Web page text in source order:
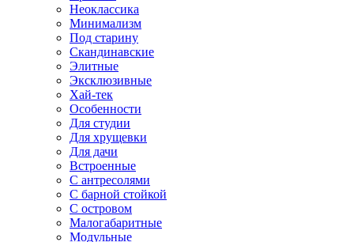
Неоклассика
Минимализм
Под старину
Скандинавские
Элитные
Эксклюзивные
Хай-тек
Особенности
Для студии
Для хрущевки
Для дачи
Встроенные
С антресолями
С барной стойкой
С островом
Малогабаритные
Модульные